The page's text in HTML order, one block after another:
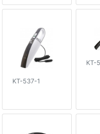
KT-537-1
KT-